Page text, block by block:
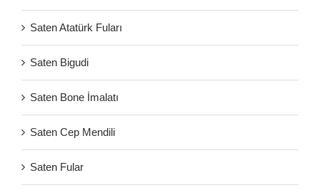
Saten Atatürk Fuları
Saten Bigudi
Saten Bone İmalatı
Saten Cep Mendili
Saten Fular